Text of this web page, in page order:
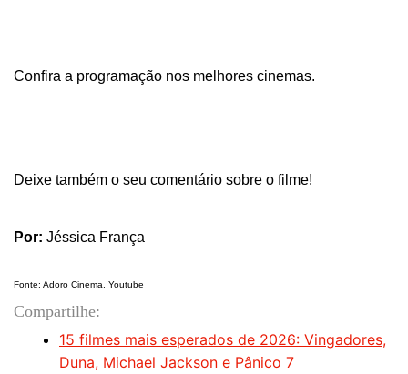
Confira a programação nos melhores cinemas.
Deixe também o seu comentário sobre o filme!
Por: Jéssica França
Fonte: Adoro Cinema, Youtube
Compartilhe:
15 filmes mais esperados de 2026: Vingadores,
Duna, Michael Jackson e Pânico 7